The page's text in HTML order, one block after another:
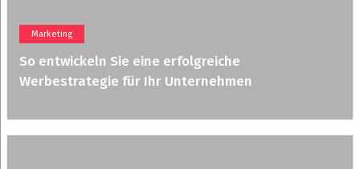
Marketing
So entwickeln Sie eine erfolgreiche
Werbestrategie für Ihr Unternehmen